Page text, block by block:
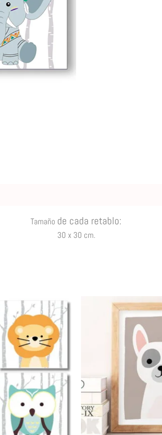
Tamaño de cada retablo:
30 x 30 cm.